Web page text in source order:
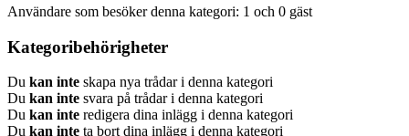
Användare som besöker denna kategori: 1 och 0 gäst
Kategoribehörigheter
Du kan inte skapa nya trådar i denna kategori
Du kan inte svara på trådar i denna kategori
Du kan inte redigera dina inlägg i denna kategori
Du kan inte ta bort dina inlägg i denna kategori